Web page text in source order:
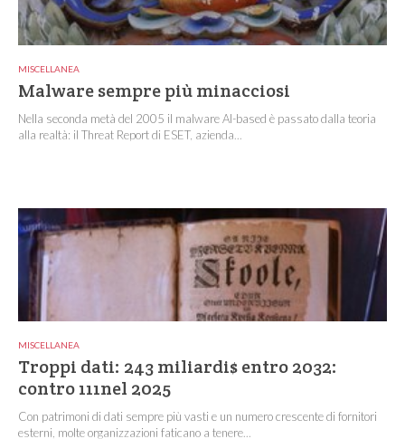
MISCELLANEA
Malware sempre più minacciosi
Nella seconda metà del 2005 il malware AI-based è passato dalla teoria
alla realtà: il Threat Report di ESET, azienda...
MISCELLANEA
Troppi dati: 243 miliardi$ entro 2032:
contro 111nel 2025
Con patrimoni di dati sempre più vasti e un numero crescente di fornitori
esterni, molte organizzazioni faticano a tenere...